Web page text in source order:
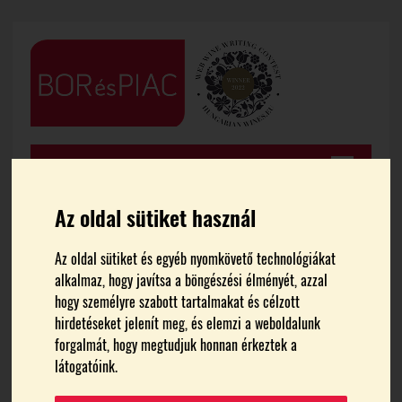
Az oldal sütiket használ
Az oldal sütiket és egyéb nyomkövető technológiákat
alkalmaz, hogy javítsa a böngészési élményét, azzal
hogy személyre szabott tartalmakat és célzott
hirdetéseket jelenít meg, és elemzi a weboldalunk
forgalmát, hogy megtudjuk honnan érkeztek a
látogatóink.
FŐOLDAL HÍREK
Szent György-hegy Matiné
2024 – Kicsiknek és